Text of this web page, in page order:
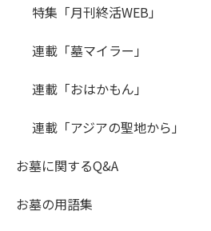
特集「月刊終活WEB」
連載「墓マイラー」
連載「おはかもん」
連載「アジアの聖地から」
お墓に関するQ&A
お墓の用語集